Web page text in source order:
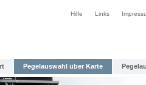
Hilfe Links
Pegelauswahl über Karte